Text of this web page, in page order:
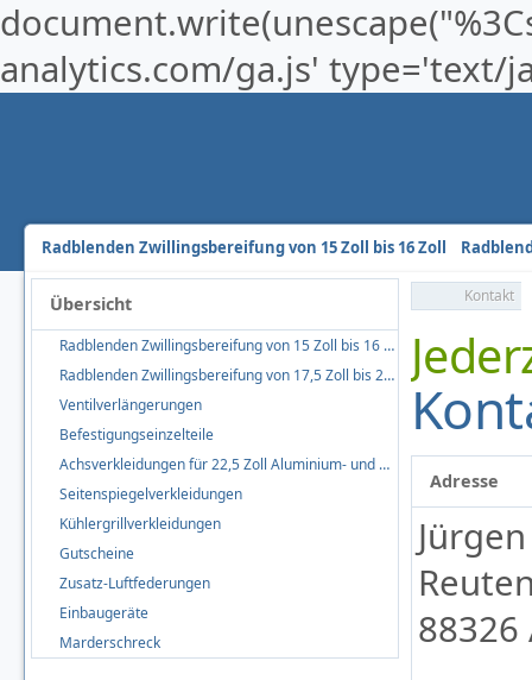
analytics.com/ga.js' type='text/
Radblenden Zwillingsbereifung von 15 Zoll bis 16 Zoll
Übersicht
Radblenden Zwillingsbereifung von 15 Zoll bis 16 Zoll
Radblenden Zwillingsbereifung von 17,5 Zoll bis 22,5 Zoll
Ventilverlängerungen
Befestigungseinzelteile
Achsverkleidungen für 22,5 Zoll Aluminium- und Stahlfelgen
Seitenspiegelverkleidungen
Kühlergrillverkleidungen
Gutscheine
Zusatz-Luftfederungen
Einbaugeräte
Marderschreck
Kontakt
Adresse